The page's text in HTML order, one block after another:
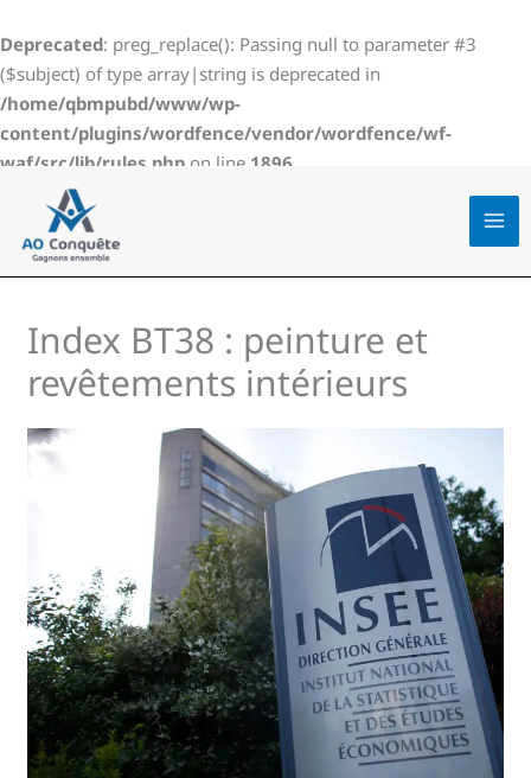
Deprecated: preg_replace(): Passing null to parameter #3
($subject) of type array|string is deprecated in
/home/qbmpubd/www/wp-
content/plugins/wordfence/vendor/wordfence/wf-
waf/src/lib/rules.php on line 1896
au
contenu
Index BT38 : peinture et
revêtements intérieurs